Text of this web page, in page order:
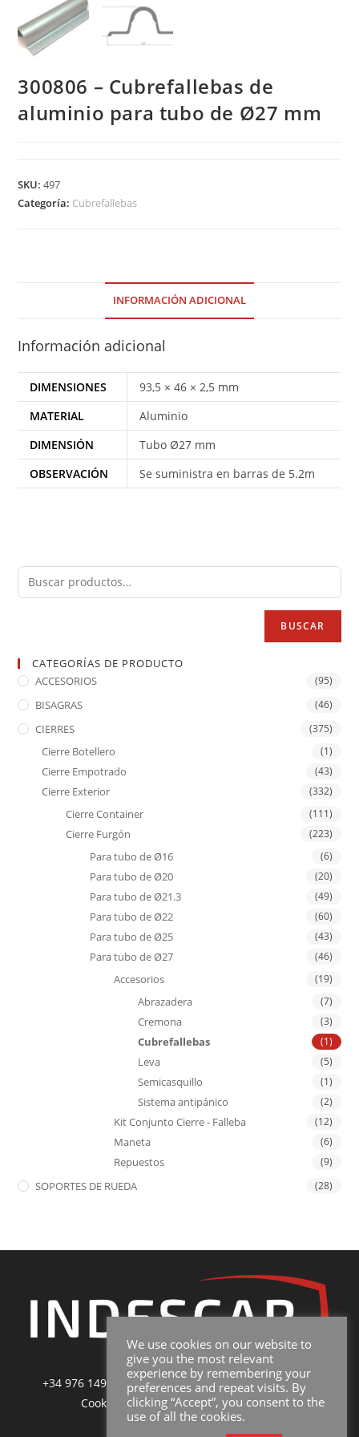
300806 – Cubrefallebas de
aluminio para tubo de Ø27 mm
SKU:497
Categoría: Cubrefallebas
INFORMACIÓN ADICIONAL
Información adicional
DIMENSIONES
93,5 × 46 × 2,5 mm
MATERIAL
Aluminio
DIMENSIÓN
Tubo Ø27 mm
OBSERVACIÓN
Se suministra en barras de 5.2m
BUSCAR
CATEGORÍAS DE PRODUCTO
ACCESORIOS
(95)
BISAGRAS (46)
CIERRES (375)
Cierre Botellero (1)
Cierre Empotrado (43)
Cierre Exterior (332)
Cierre Container (111)
Cierre Furgón (223)
Para tubo de Ø16 (6)
Para tubo de Ø20 (20)
Para tubo de Ø21.3 (49)
Para tubo de Ø22 (60)
Para tubo de Ø25 (43)
Para tubo de Ø27 (46)
Accesorios (19)
Abrazadera (7)
Cremona (3)
Cubrefallebas (1)
Leva (5)
Semicasquillo (1)
Sistema antipánico (2)
Kit Conjunto Cierre - Falleba (12)
Maneta (6)
Repuestos (9)
SOPORTES DE RUEDA (28)
+34 976 149 228|sales@indescar.com|Poltica de
Cookies
| Poltica de Privacidad y Uso
We use cookies on our website to
give you the most relevant
experience by remembering your
preferences and repeat visits. By
clicking “Accept”, you consent to the
use of all the cookies.